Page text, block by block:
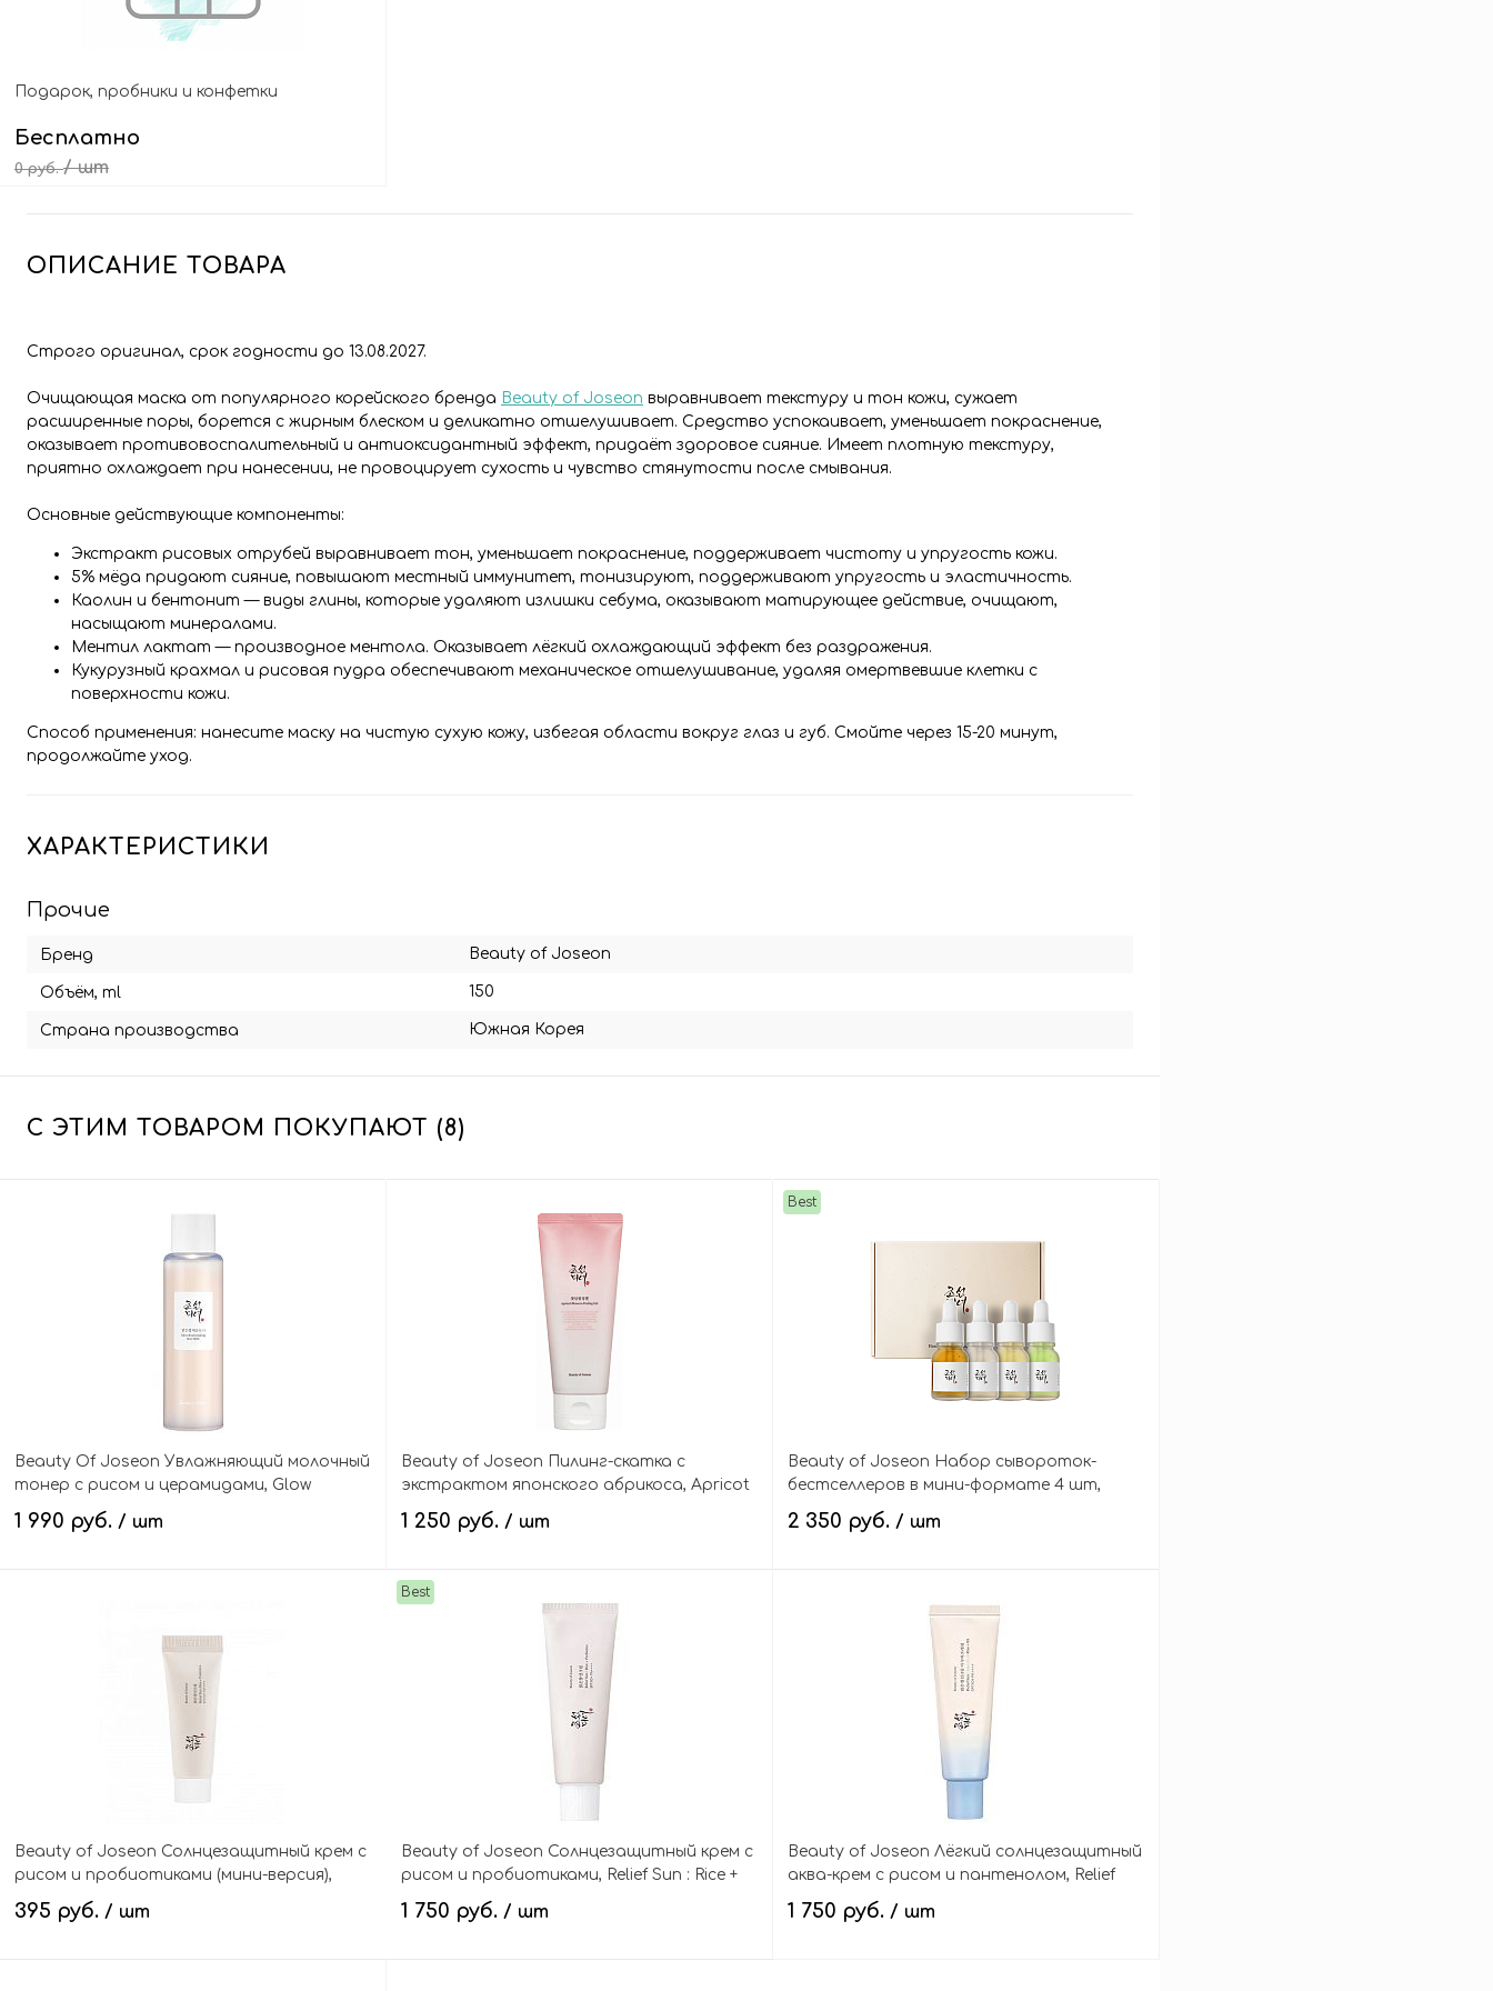
Подарок, пробники и конфетки
Бесплатно
0 руб./ шт
ОПИСАНИЕ ТОВАРА
Строго оригинал, срок годности до 13.08.2027.
Очищающая маска от популярного корейского бренда Beauty of Joseon выравнивает текстуру и тон кожи, сужает
расширенные поры, борется с жирным блеском и деликатно отшелушивает. Средство успокаивает, уменьшает покраснение,
оказывает противовоспалительный и антиоксидантный эффект, придаёт здоровое сияние. Имеет плотную текстуру,
приятно охлаждает при нанесении, не провоцирует сухость и чувство стянутости после смывания.
Основные действующие компоненты:
Экстракт рисовых отрубей выравнивает тон, уменьшает покраснение, поддерживает чистоту и упругость кожи.
5% мёда придают сияние, повышают местный иммунитет, тонизируют, поддерживают упругость и эластичность.
Каолин и бентонит — виды глины, которые удаляют излишки себума, оказывают матирующее действие, очищают,
насыщают минералами.
Ментил лактат — производное ментола. Оказывает лёгкий охлаждающий эффект без раздражения.
Кукурузный крахмал и рисовая пудра обеспечивают механическое отшелушивание, удаляя омертвевшие клетки с
поверхности кожи.
Способ применения: нанесите маску на чистую сухую кожу, избегая области вокруг глаз и губ. Смойте через 15-20 минут,
продолжайте уход.
ХАРАКТЕРИСТИКИ
Прочие
Бренд Beauty of Joseon
Объём, ml 150
Страна производства Южная Корея
С ЭТИМ ТОВАРОМ ПОКУПАЮТ (8)
Beauty Of Joseon Увлажняющий молочный
тонер с рисом и церамидами, Glow
Replenishing Rice Milk
1 990 руб. / шт
Beauty of Joseon Пилинг-скатка с
экстрактом японского абрикоса, Apricot
Blossom Peeling Gel
1 250 руб. / шт
В корзину
Best
Beauty of Joseon Набор сывороток-
бестселлеров в мини-формате 4 шт,
Hanbang Serum Discovery Kit
2 350 руб. / шт
В корзину
Beauty of Joseon Солнцезащитный крем с
рисом и пробиотиками (мини-версия),
Relief Sun : Rice + Probiotics SPF50+ PA++++
Mini
395 руб. / шт
Best
Beauty of Joseon Солнцезащитный крем с
рисом и пробиотиками, Relief Sun : Rice +
Probiotics SPF50+ PA++++
1 750 руб. / шт
Beauty of Joseon Лёгкий солнцезащитный
аква-крем с рисом и пантенолом, Relief
Sun Aqua-fresh Rice+B5 SPF50+ PA++++
1 750 руб. / шт